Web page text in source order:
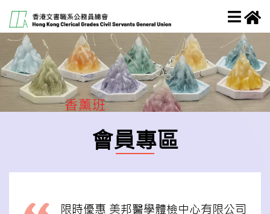
會員專區
限時優惠 美邦醫學體檢中心有限公司